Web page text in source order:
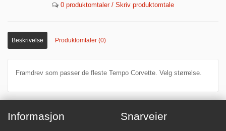
0 produktomtaler / Skriv produktomtale
Beskrivelse Produktomtaler (0)
Framdrev som passer de fleste Tempo Corvette. Velg størrelse.
Informasjon Snarveier